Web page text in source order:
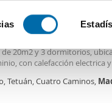
activamente para
se procesan sus
. Puede cambiar o
Alquilamos una
20m2 y 3 dormitorios,
con calefacción electrica
interior dispone de ventanal
Tetuán, Cuatro Caminos,